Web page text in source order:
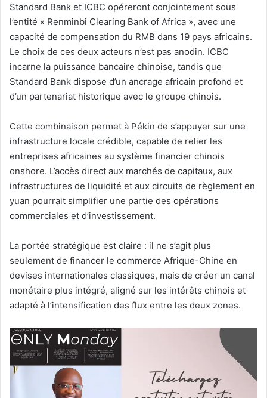
Standard Bank et ICBC opéreront conjointement sous
l’entité « Renminbi Clearing Bank of Africa », avec une
capacité de compensation du RMB dans 19 pays africains.
Le choix de ces deux acteurs n’est pas anodin. ICBC
incarne la puissance bancaire chinoise, tandis que
Standard Bank dispose d’un ancrage africain profond et
d’un partenariat historique avec le groupe chinois.
Cette combinaison permet à Pékin de s’appuyer sur une
infrastructure locale crédible, capable de relier les
entreprises africaines au système financier chinois
onshore. L’accès direct aux marchés de capitaux, aux
infrastructures de liquidité et aux circuits de règlement en
yuan pourrait simplifier une partie des opérations
commerciales et d’investissement.
La portée stratégique est claire : il ne s’agit plus
seulement de financer le commerce Afrique-Chine en
devises internationales classiques, mais de créer un canal
monétaire plus intégré, aligné sur les intérêts chinois et
adapté à l’intensification des flux entre les deux zones.